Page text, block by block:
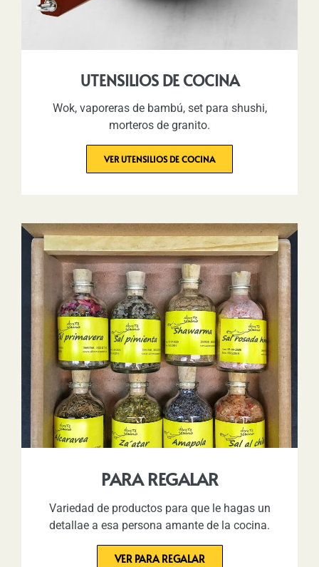
UTENSILIOS DE COCINA
Wok, vaporeras de bambú, set para shushi,
morteros de granito.
VER UTENSILIOS DE COCINA
PARA REGALAR
Variedad de productos para que le hagas un
detallae a esa persona amante de la cocina.
VER PARA REGALAR